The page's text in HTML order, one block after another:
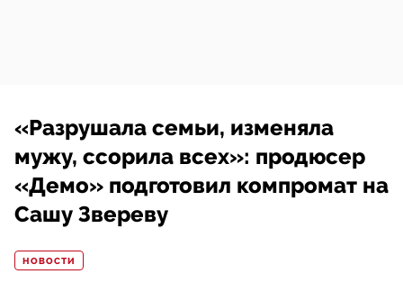
«Разрушала семьи, изменяла
мужу, ссорила всех»: продюсер
«Демо» подготовил компромат на
Сашу Звереву
НОВОСТИ